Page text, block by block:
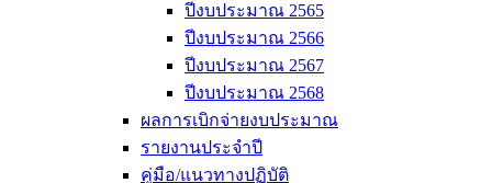
ปีงบประมาณ 2565
ปีงบประมาณ 2566
ปีงบประมาณ 2567
ปีงบประมาณ 2568
ผลการเบิกจ่ายงบประมาณ
รายงานประจำปี
คู่มือ/แนวทางปฏิบัติ